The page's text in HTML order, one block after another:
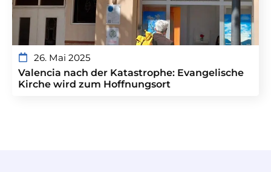
26. Mai 2025
Valencia nach der Katastrophe: Evangelische
Kirche wird zum Hoffnungsort